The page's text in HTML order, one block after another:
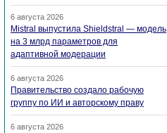
6 августа 2026
Mistral выпустила Shieldstral — модель
на 3 млрд параметров для
адаптивной модерации
6 августа 2026
Правительство создало рабочую
группу по ИИ и авторскому праву
6 августа 2026